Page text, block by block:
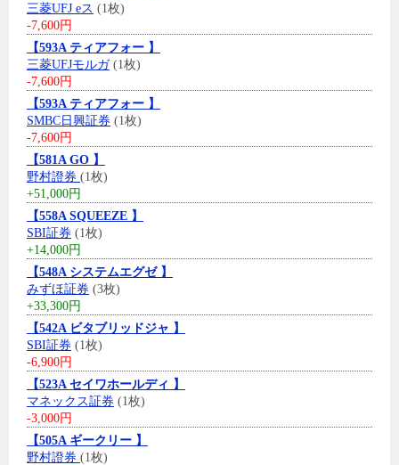
三菱UFJ eス (1枚)
-7,600円
【593A ティアフォー 】
三菱UFJモルガ(1枚)
-7,600円
【593A ティアフォー 】
SMBC日興証券 (1枚)
-7,600円
【581A GO 】
野村證券 (1枚)
+51,000円
【558A SQUEEZE 】
SBI証券 (1枚)
+14,000円
【548A システムエグゼ 】
みずほ証券 (3枚)
+33,300円
【542A ビタブリッドジャ 】
SBI証券 (1枚)
-6,900円
【523A セイワホールディ 】
マネックス証券 (1枚)
-3,000円
【505A ギークリー 】
野村證券 (1枚)